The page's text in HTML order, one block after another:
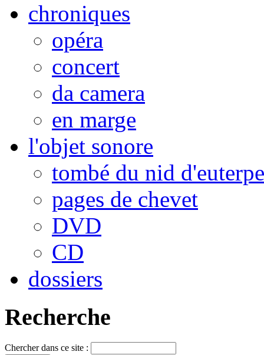
chroniques
opéra
concert
da camera
en marge
l'objet sonore
tombé du nid d'euterpe
pages de chevet
DVD
CD
dossiers
Recherche
Chercher dans ce site :